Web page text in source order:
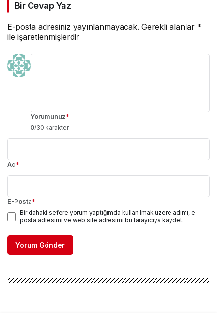
Bir Cevap Yaz
E-posta adresiniz yayınlanmayacak. Gerekli alanlar *
ile işaretlenmişlerdir
Yorumunuz*
0/30 karakter
Ad*
E-Posta*
Bir dahaki sefere yorum yaptığımda kullanılmak üzere adımı, e-
posta adresimi ve web site adresimi bu tarayıcıya kaydet.
Yorum Gönder